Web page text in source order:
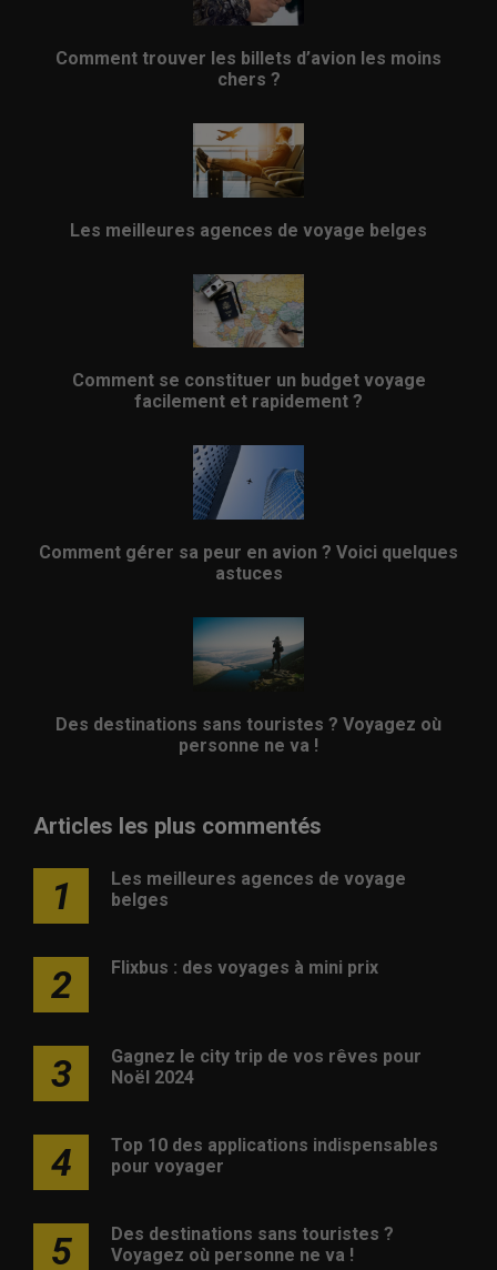
Comment trouver les billets d’avion les moins
chers ?
Les meilleures agences de voyage belges
Comment se constituer un budget voyage
facilement et rapidement ?
Comment gérer sa peur en avion ? Voici quelques
astuces
Des destinations sans touristes ? Voyagez où
personne ne va !
Articles les plus commentés
1
Les meilleures agences de voyage
belges
2 Flixbus : des voyages à mini prix
3
Gagnez le city trip de vos rêves pour
Noël 2024
4
Top 10 des applications indispensables
pour voyager
5
Des destinations sans touristes ?
Voyagez où personne ne va !